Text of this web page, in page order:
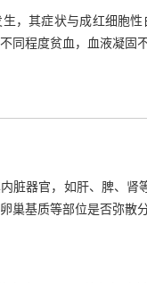
，其症状与成红细胞
同程度贫血，血液凝固
脏器官，如肝、脾、
巢基质等部位是否弥散